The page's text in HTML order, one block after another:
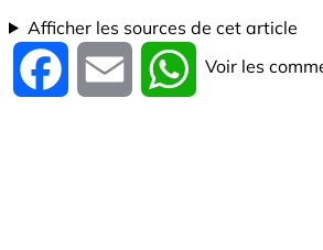
Afficher les sources de cet article
Facebook Email WhatsApp
Voir les